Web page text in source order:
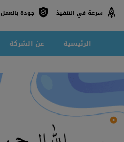
سرعة في التنفيذ جودة بالعمل
الرئيسية عن الشركة